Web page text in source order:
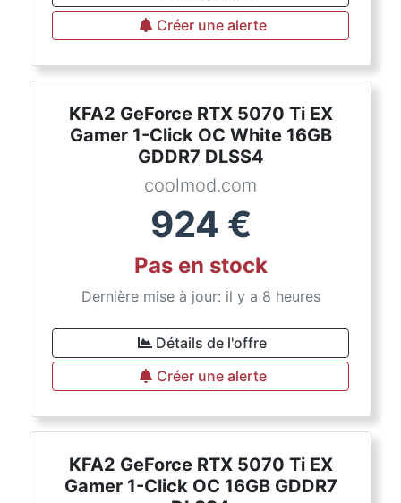
Créer une alerte
KFA2 GeForce RTX 5070 Ti EX
Gamer 1-Click OC White 16GB
GDDR7 DLSS4
coolmod.com
924 €
Pas en stock
Dernière mise à jour: il y a 8 heures
Détails de l'offre
Créer une alerte
KFA2 GeForce RTX 5070 Ti EX
Gamer 1-Click OC 16GB GDDR7